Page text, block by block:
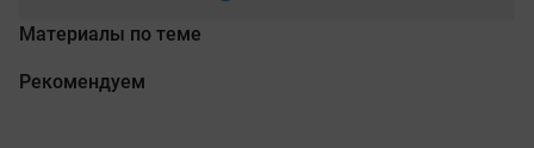
Материалы по теме
Рекомендуем